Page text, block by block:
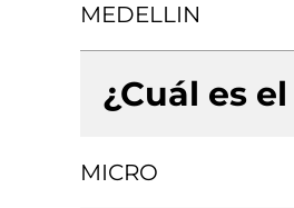
MEDELLIN
¿Cuál es
MICRO